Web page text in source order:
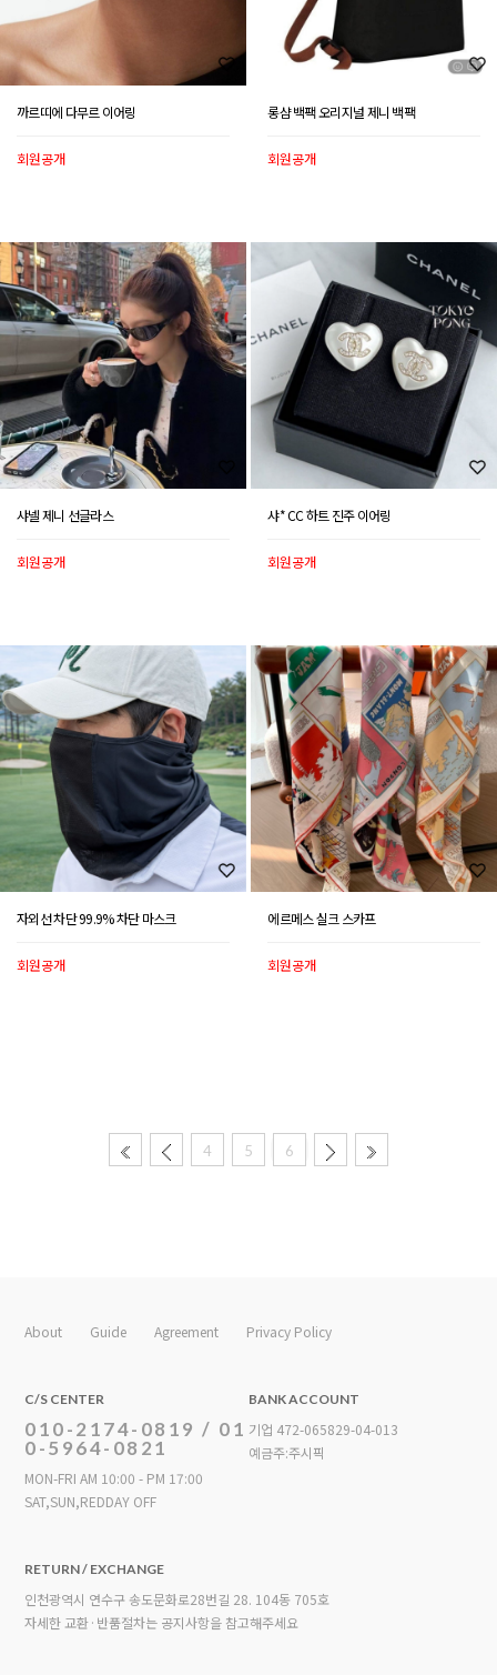
까르띠에 다무르 이어링
회원공개
롱샴 백팩 오리지널 제니 백팩
회원공개
샤넬 제니 선글라스
회원공개
샤* CC 하트 진주 이어링
회원공개
자외선 차단 99.9% 차단 마스크
회원공개
에르메스 실크 스카프
회원공개
4 5 6
About Guide Agreement Privacy Policy
C/S CENTER
010-2174-0819 / 01
0-5964-0821
MON-FRI AM 10:00 - PM 17:00
SAT,SUN,REDDAY OFF
BANK ACCOUNT
기업 472-065829-04-013
예금주:주시픽
RETURN / EXCHANGE
인천광역시 연수구 송도문화로28번길 28. 104동 705호
자세한 교환·반품절차는 공지사항을 참고해주세요